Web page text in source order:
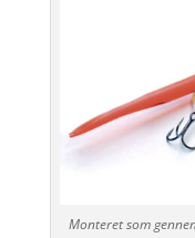
Monteret som